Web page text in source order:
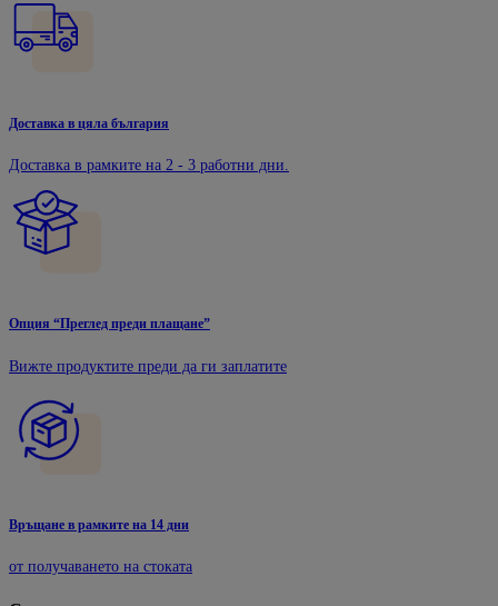
Доставка в цяла българия
Доставка в рамките на 2 - 3 работни дни.
Опция “Преглед преди плащане”
Вижте продуктите преди да ги заплатите
Връщане в рамките на 14 дни
от получаването на стоката